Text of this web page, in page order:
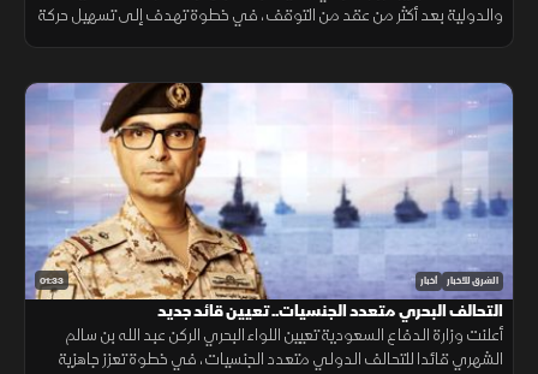
والدولية بعد أكثر من عقد من التوقف، في خطوة تهدف إلى تسهيل حركة
01:33 الشرق للأخبار أخبار
التحالف البحري متعدد الجنسيات.. تعيين قائد جديد
أعلنت وزارة الدفاع السعودية تعيين اللواء البحري الركن عبد الله بن سالم
الشهري قائدا للتحالف الدولي متعدد الجنسيات، في خطوة تعزز جاهزية